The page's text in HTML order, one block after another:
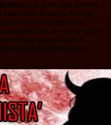
Sotto ogni articolo, a
della Rassegna Stampa.
con un semplice clic.
sua diretta live, le voci del pre e
di ogni gara ufficiale e
la tua passione rossonera.